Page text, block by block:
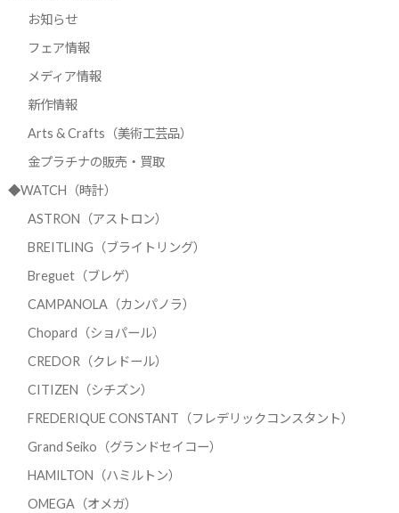
お知らせ
フェア情報
メディア情報
新作情報
Arts & Crafts（美術工芸品）
金プラチナの販売・買取
◆WATCH（時計）
ASTRON（アストロン）
BREITLING（ブライトリング）
Breguet（ブレゲ）
CAMPANOLA（カンパノラ）
Chopard（ショパール）
CREDOR（クレドール）
CITIZEN（シチズン）
FREDERIQUE CONSTANT（フレデリックコンスタント）
Grand Seiko（グランドセイコー）
HAMILTON（ハミルトン）
OMEGA（オメガ）